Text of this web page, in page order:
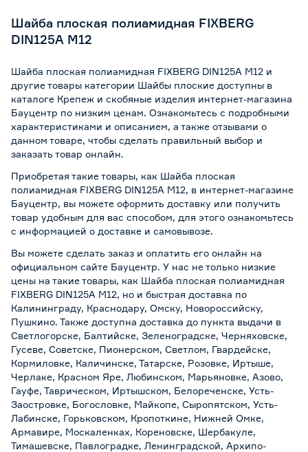
Шайба плоская полиамидная FIXBERG
DIN125A М12
Шайба плоская полиамидная FIXBERG DIN125A М12 и
другие товары категории Шайбы плоские доступны в
каталоге Крепеж и скобяные изделия интернет-магазина
Бауцентр по низким ценам. Ознакомьтесь с подробными
характеристиками и описанием, а также отзывами о
данном товаре, чтобы сделать правильный выбор и
заказать товар онлайн.
Приобретая такие товары, как Шайба плоская
полиамидная FIXBERG DIN125A М12, в интернет-магазине
Бауцентр, вы можете оформить доставку или получить
товар удобным для вас способом, для этого ознакомьтесь
с информацией о доставке и самовывозе.
Вы можете сделать заказ и оплатить его онлайн на
официальном сайте Бауцентр. У нас не только низкие
цены на такие товары, как Шайба плоская полиамидная
FIXBERG DIN125A М12, но и быстрая доставка по
Калининграду, Краснодару, Омску, Новороссийску,
Пушкино. Также доступна доставка до пункта выдачи в
Светлогорске, Балтийске, Зеленоградске, Черняховске,
Гусеве, Советске, Пионерском, Светлом, Гвардейске,
Кормиловке, Каличинске, Татарске, Розовке, Иртыше,
Черлаке, Красном Яре, Любинском, Марьяновке, Азово,
Гауфе, Таврическом, Иртышском, Белореченске, Усть-
Заостровке, Богословке, Майкопе, Сыропятском, Усть-
Лабинске, Горьковском, Кропоткине, Нижней Омке,
Армавире, Москаленках, Кореновске, Шербакуле,
Тимашевске, Павлоградке, Ленинградской, Архипо-